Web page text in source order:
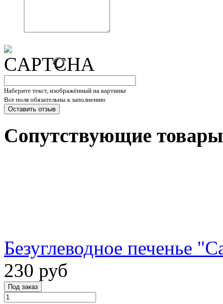
Наберите текст, изображённый на картинке
Все поля обязательны к заполнению
Сопутствующие товары
Безуглеводное печенье
230 руб